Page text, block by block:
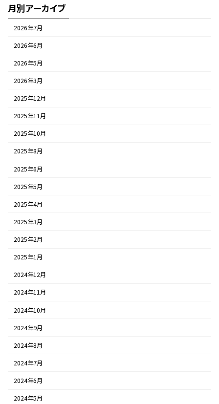
月別アーカイブ
2026年7月
2026年6月
2026年5月
2026年3月
2025年12月
2025年11月
2025年10月
2025年8月
2025年6月
2025年5月
2025年4月
2025年3月
2025年2月
2025年1月
2024年12月
2024年11月
2024年10月
2024年9月
2024年8月
2024年7月
2024年6月
2024年5月